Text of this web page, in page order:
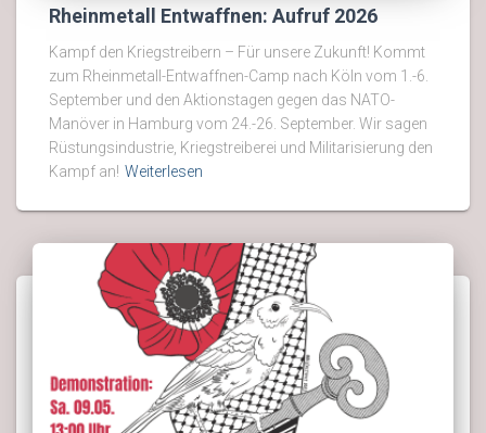
Rheinmetall Entwaffnen: Aufruf 2026
Kampf den Kriegstreibern – Für unsere Zukunft! Kommt
zum Rheinmetall-Entwaffnen-Camp nach Köln vom 1.-6.
September und den Aktionstagen gegen das NATO-
Manöver in Hamburg vom 24.-26. September. Wir sagen
Rüstungsindustrie, Kriegstreiberei und Militarisierung den
Kampf an! Weiterlesen